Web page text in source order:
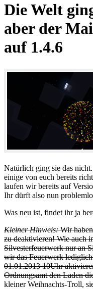
Die Welt
aber der
auf 1.4.6
Natürlich ging sie das
einige von euch bereits
laufen wir bereits auf
Ihr dürft also nun
Was neu ist, findet ihr ja
Kleiner Hinweis:Wir haben
zu deaktivieren! Wie auch
Silvesterfeuerwerk nur an
wir das Feuerwerk
01.01.2013 10Uhr
Ordnungsamt den Laden
kleiner Weihnachts-Troll,